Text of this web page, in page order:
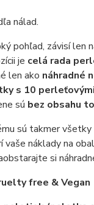
nálad.
pohľad, závisí len
je celá rada
len ako náhradné
s 10
sú bez obsahu
sú takmer
vaše náklady na
si
free & Vegan